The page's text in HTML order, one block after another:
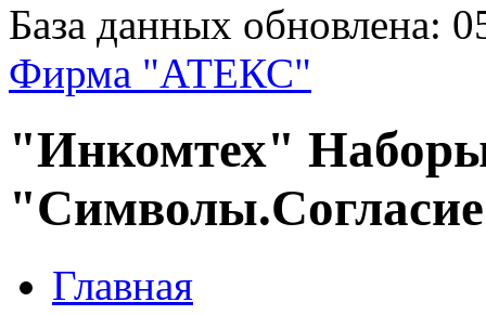
База данных обновлена:
Фирма "АТЕКС"
"Инкомтех"
Главная